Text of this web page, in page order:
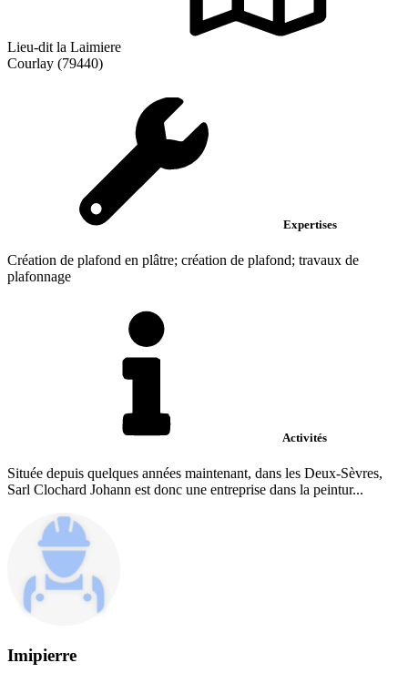
Lieu-dit la Laimiere
Courlay (79440)
Expertises
Création de plafond en plâtre; création de plafond; travaux de
plafonnage
Activités
Située depuis quelques années maintenant, dans les Deux-Sèvres,
Sarl Clochard Johann est donc une entreprise dans la peintur...
Imipierre